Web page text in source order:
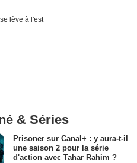
lève à l'est
& Séries
Prisoner sur Canal+ : y aura-t-il
une saison 2 pour la série
d'action avec Tahar Rahim ?